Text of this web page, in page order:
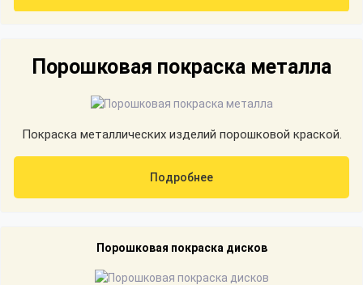
Порошковая покраска металла
Покраска металлических изделий порошковой краской.
Подробнее
Порошковая покраска дисков